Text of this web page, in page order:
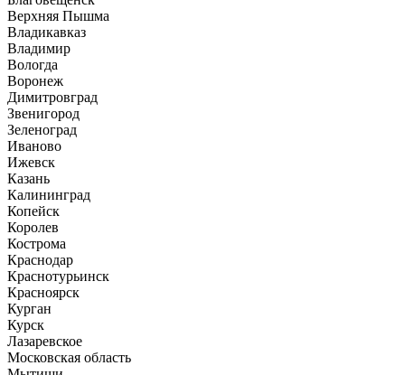
Верхняя Пышма
Владикавказ
Владимир
Вологда
Воронеж
Димитровград
Звенигород
Зеленоград
Иваново
Ижевск
Казань
Калининград
Копейск
Королев
Кострома
Краснодар
Краснотурьинск
Красноярск
Курган
Курск
Лазаревское
Московская область